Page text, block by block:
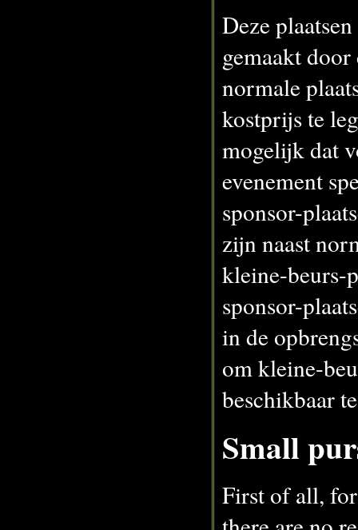
Deze
gemaakt
normale
kostprijs te
mogelijk dat
evenement
sponsor-
zijn naast
kleine-beurs-
sponsor-
in de
om kleine-
beschikbaar
Small
First of all,